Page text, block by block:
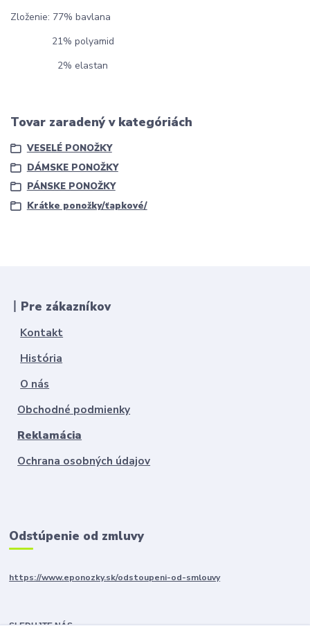
Zloženie: 77% bavlana
21% polyamid
2% elastan
Tovar zaradený v kategóriách
VESELÉ PONOŽKY
DÁMSKE PONOŽKY
PÁNSKE PONOŽKY
Krátke ponožky/ťapkové/
丨Pre zákazníkov
Kontakt
História
O nás
Obchodné podmienky
Reklamácia
Ochrana osobných údajov
Odstúpenie od zmluvy
https://www.eponozky.sk/odstoupeni-od-smlouvy